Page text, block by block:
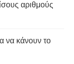
αριθμούς
να κάνουν το